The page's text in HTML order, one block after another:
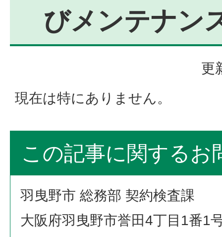
びメンテナン
更
現在は特にありません。
この記事に関するお
羽曳野市 総務部 契約検査課
大阪府羽曳野市誉田4丁目1番1